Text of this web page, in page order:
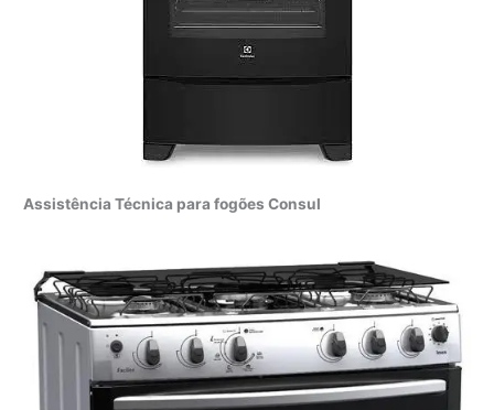
Assistência Técnica para fogões Consul